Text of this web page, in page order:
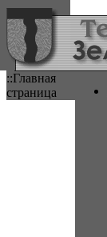
::Главная
страница